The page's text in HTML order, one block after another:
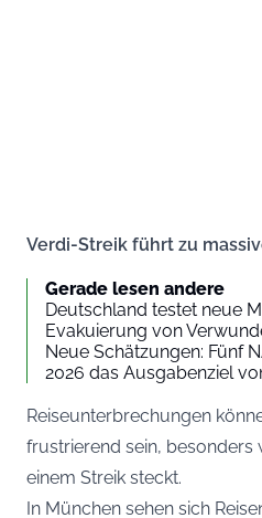
Verdi-Streik führt zu
Gerade lesen andere
Deutschland testet neue
Evakuierung von
Neue Schätzungen: Fünf
2026 das Ausgabenziel
Reiseunterbrechungen
frustrierend sein, besonders
einem Streik steckt.
In München sehen sich